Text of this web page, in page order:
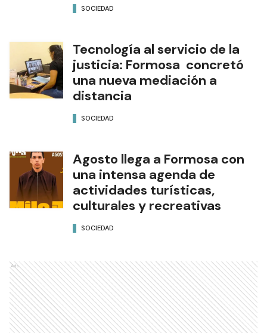
SOCIEDAD
Tecnología al servicio de la
justicia: Formosa concretó
una nueva mediación a
distancia
SOCIEDAD
Agosto llega a Formosa con
una intensa agenda de
actividades turísticas,
culturales y recreativas
SOCIEDAD
Ads